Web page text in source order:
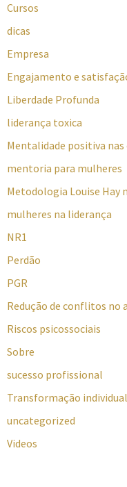
Cursos
dicas
Empresa
Engajamento e
Liberdade Profunda
liderança toxica
Mentalidade positiva nas
mentoria para mulheres
Metodologia Louise
mulheres na liderança
NR1
Perdão
PGR
Redução de conflitos no
Riscos psicossociais
Sobre
sucesso profissional
Transformação
uncategorized
Videos